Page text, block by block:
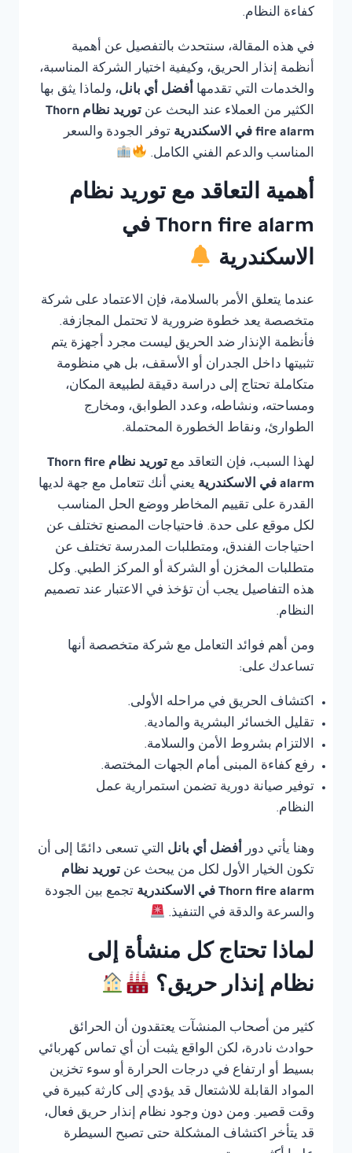
كفاءة النظام.
في هذه المقالة، سنتحدث بالتفصيل عن أهمية
أنظمة إنذار الحريق، وكيفية اختيار الشركة المناسبة،
والخدمات التي تقدمها أفضل أي بانل، ولماذا يثق بها
الكثير من العملاء عند البحث عن
توريد نظام Thorn
fire alarm في الاسكندرية
توفر الجودة والسعر
المناسب والدعم الفني الكامل.
أهمية التعاقد مع توريد نظام
Thorn fire alarm في
الاسكندرية
عندما يتعلق الأمر بالسلامة، فإن الاعتماد على شركة
متخصصة يعد خطوة ضرورية لا تحتمل المجازفة.
فأنظمة الإنذار ضد الحريق ليست مجرد أجهزة يتم
تثبيتها داخل الجدران أو الأسقف، بل هي منظومة
متكاملة تحتاج إلى دراسة دقيقة لطبيعة المكان،
ومساحته، ونشاطه، وعدد الطوابق، ومخارج
الطوارئ، ونقاط الخطورة المحتملة.
لهذا السبب، فإن التعاقد مع
توريد نظام Thorn fire
alarm في الاسكندرية
يعني أنك تتعامل مع جهة لديها
القدرة على تقييم المخاطر ووضع الحل المناسب
لكل موقع على حدة. فاحتياجات المصنع تختلف عن
احتياجات الفندق، ومتطلبات المدرسة تختلف عن
متطلبات المخزن أو الشركة أو المركز الطبي. وكل
هذه التفاصيل يجب أن تؤخذ في الاعتبار عند تصميم
النظام.
ومن أهم فوائد التعامل مع شركة متخصصة أنها
تساعدك على:
اكتشاف الحريق في مراحله الأولى.
تقليل الخسائر البشرية والمادية.
الالتزام بشروط الأمن والسلامة.
رفع كفاءة المبنى أمام الجهات المختصة.
توفير صيانة دورية تضمن استمرارية عمل
النظام.
وهنا يأتي دور أفضل أي بانل التي تسعى دائمًا إلى أن
تكون الخيار الأول لكل من يبحث عن توريد نظام
Thorn fire alarm في الاسكندرية
تجمع بين الجودة
والسرعة والدقة في التنفيذ.
لماذا تحتاج كل منشأة إلى
نظام إنذار حريق؟
كثير من أصحاب المنشآت يعتقدون أن الحرائق
حوادث نادرة، لكن الواقع يثبت أن أي تماس كهربائي
بسيط أو ارتفاع في درجات الحرارة أو سوء تخزين
المواد القابلة للاشتعال قد يؤدي إلى كارثة كبيرة في
وقت قصير. ومن دون وجود نظام إنذار حريق فعال،
قد يتأخر اكتشاف المشكلة حتى تصبح السيطرة